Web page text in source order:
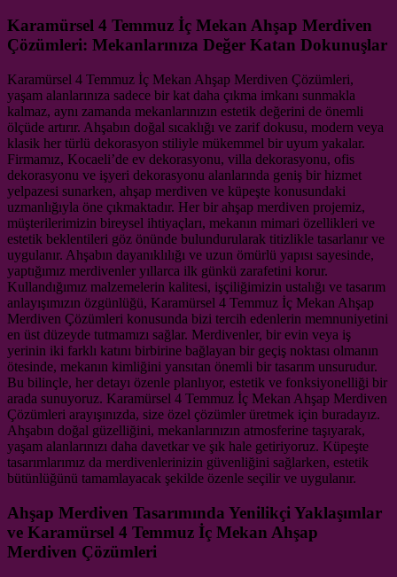
Karamürsel 4 Temmuz İç Mekan Ahşap Merdiven
Çözümleri: Mekanlarınıza Değer Katan Dokunuşlar
Karamürsel 4 Temmuz İç Mekan Ahşap Merdiven Çözümleri,
yaşam alanlarınıza sadece bir kat daha çıkma imkanı sunmakla
kalmaz, aynı zamanda mekanlarınızın estetik değerini de önemli
ölçüde artırır. Ahşabın doğal sıcaklığı ve zarif dokusu, modern veya
klasik her türlü dekorasyon stiliyle mükemmel bir uyum yakalar.
Firmamız, Kocaeli’de ev dekorasyonu, villa dekorasyonu, ofis
dekorasyonu ve işyeri dekorasyonu alanlarında geniş bir hizmet
yelpazesi sunarken, ahşap merdiven ve küpeşte konusundaki
uzmanlığıyla öne çıkmaktadır. Her bir ahşap merdiven projemiz,
müşterilerimizin bireysel ihtiyaçları, mekanın mimari özellikleri ve
estetik beklentileri göz önünde bulundurularak titizlikle tasarlanır ve
uygulanır. Ahşabın dayanıklılığı ve uzun ömürlü yapısı sayesinde,
yaptığımız merdivenler yıllarca ilk günkü zarafetini korur.
Kullandığımız malzemelerin kalitesi, işçiliğimizin ustalığı ve tasarım
anlayışımızın özgünlüğü, Karamürsel 4 Temmuz İç Mekan Ahşap
Merdiven Çözümleri konusunda bizi tercih edenlerin memnuniyetini
en üst düzeyde tutmamızı sağlar. Merdivenler, bir evin veya iş
yerinin iki farklı katını birbirine bağlayan bir geçiş noktası olmanın
ötesinde, mekanın kimliğini yansıtan önemli bir tasarım unsurudur.
Bu bilinçle, her detayı özenle planlıyor, estetik ve fonksiyonelliği bir
arada sunuyoruz. Karamürsel 4 Temmuz İç Mekan Ahşap Merdiven
Çözümleri arayışınızda, size özel çözümler üretmek için buradayız.
Ahşabın doğal güzelliğini, mekanlarınızın atmosferine taşıyarak,
yaşam alanlarınızı daha davetkar ve şık hale getiriyoruz. Küpeşte
tasarımlarımız da merdivenlerinizin güvenliğini sağlarken, estetik
bütünlüğünü tamamlayacak şekilde özenle seçilir ve uygulanır.
Ahşap Merdiven Tasarımında Yenilikçi Yaklaşımlar
ve Karamürsel 4 Temmuz İç Mekan Ahşap
Merdiven Çözümleri